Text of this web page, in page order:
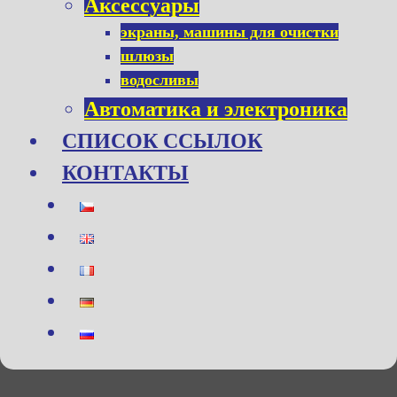
Aксессуары
экраны, машины для очистки
шлюзы
водосливы
Автоматика и электроника
СПИСОК ССЫЛОК
КОНТАКТЫ